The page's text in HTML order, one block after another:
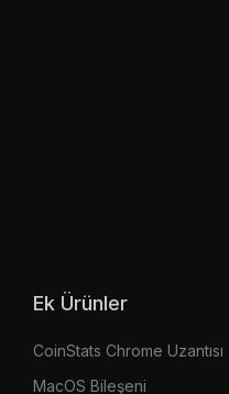
Ek Ürünler
CoinStats Chrome Uzantısı
MacOS Bileşeni